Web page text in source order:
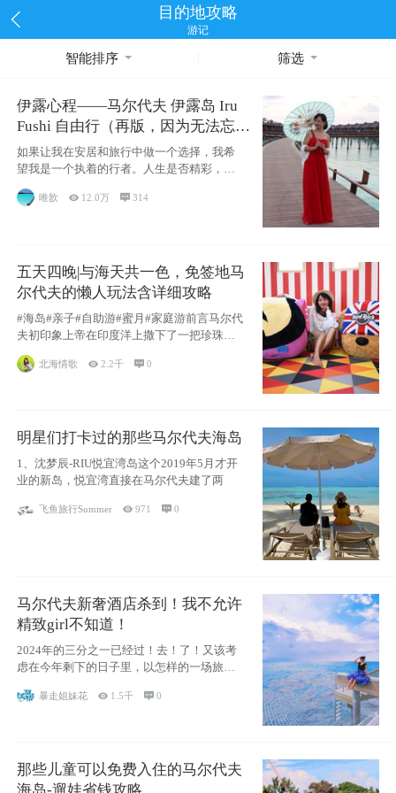
目的地攻略
游记
智能排序 筛选
伊露心程——马尔代夫 伊露岛 Iru
Fushi 自由行（再版，因为无法忘却
的留恋）
如果让我在安居和旅行中做一个选择，我希
望我是一个执着的行者。人生是否精彩，都
源于自己
唯歆  12.0万  314
五天四晚|与海天共一色，免签地马
尔代夫的懒人玩法含详细攻略
#海岛#亲子#自助游#蜜月#家庭游前言马尔代
夫初印象上帝在印度洋上撒下了一把珍珠，
北海情歌 2.2千 0
明星们打卡过的那些马尔代夫海岛
1、沈梦辰-RIU悦宜湾岛这个2019年5月才开
业的新岛，悦宜湾直接在马尔代夫建了两
飞鱼旅行Summer 971 0
马尔代夫新奢酒店杀到！我不允许
精致girl不知道！
2024年的三分之一已经过！去！了！又该考
虑在今年剩下的日子里，以怎样的一场旅行
暴走姐妹花  1.5千 0
那些儿童可以免费入住的马尔代夫